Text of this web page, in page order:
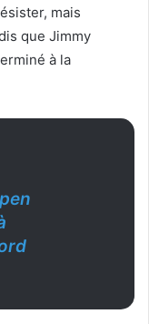
mais
que Jimmy
à la